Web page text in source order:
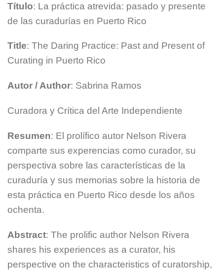
Título: La práctica atrevida: pasado y presente
de las curadurías en Puerto Rico
Title: The Daring Practice: Past and Present of
Curating in Puerto Rico
Autor / Author: Sabrina Ramos
Curadora y Crítica del Arte Independiente
Resumen: El prolífico autor Nelson Rivera
comparte sus experencias como curador, su
perspectiva sobre las características de la
curaduría y sus memorias sobre la historia de
esta práctica en Puerto Rico desde los años
ochenta.
Abstract: The prolific author Nelson Rivera
shares his experiences as a curator, his
perspective on the characteristics of curatorship,